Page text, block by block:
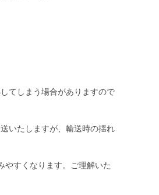
てしまう場合がありますので
いたしますが、輸送時の揺れ
すくなります。ご理解いた